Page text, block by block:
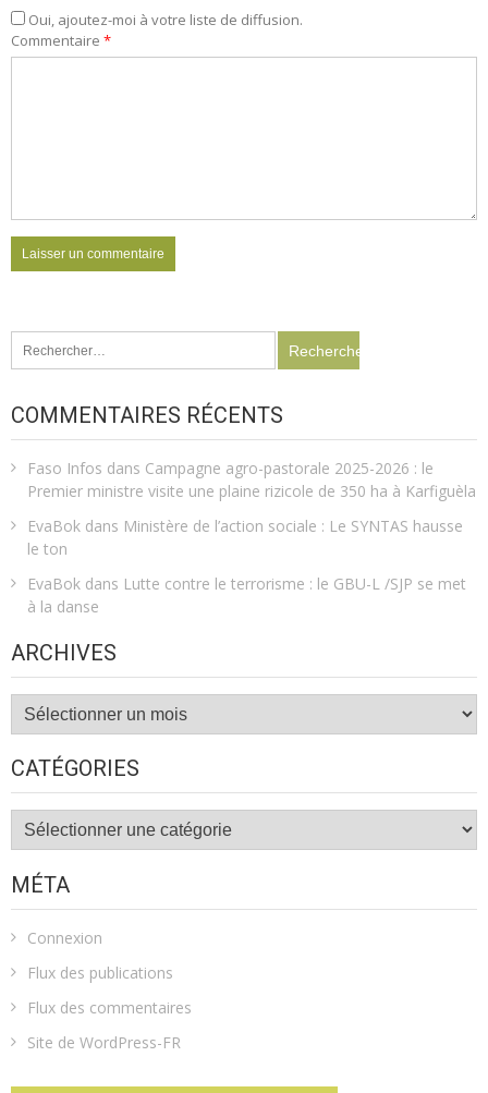
Oui, ajoutez-moi à votre liste de diffusion.
Commentaire *
COMMENTAIRES RÉCENTS
Faso Infos dans Campagne agro-pastorale 2025-2026 : le
Premier ministre visite une plaine rizicole de 350 ha à Karfiguèla
EvaBok dans Ministère de l’action sociale : Le SYNTAS hausse
le ton
EvaBok dans Lutte contre le terrorisme : le GBU-L /SJP se met
à la danse
ARCHIVES
Archives
CATÉGORIES
Catégories
MÉTA
Connexion
Flux des publications
Flux des commentaires
Site de WordPress-FR